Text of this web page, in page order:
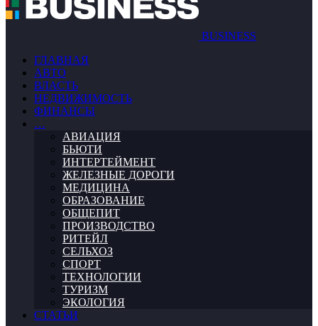
BUSINESS
ГЛАВНАЯ
АВТО
ВЛАСТЬ
НЕДВИЖИМОСТЬ
ФИНАНСЫ
…
АВИАЦИЯ
БЬЮТИ
ИНТЕРТЕЙМЕНТ
ЖЕЛЕЗНЫЕ ДОРОГИ
МЕДИЦИНА
ОБРАЗОВАНИЕ
ОБЩЕПИТ
ПРОИЗВОДСТВО
РИТЕЙЛ
СЕЛЬХОЗ
СПОРТ
ТЕХНОЛОГИИ
ТУРИЗМ
ЭКОЛОГИЯ
СТАТЬИ